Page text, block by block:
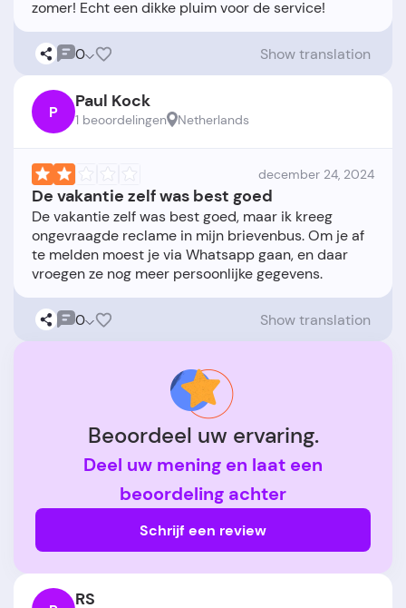
0 Show translation
P Paul Kock
1 beoordelingen Netherlands
december 24, 2024
De vakantie zelf was best goed
De vakantie zelf was best goed, maar ik kreeg
ongevraagde reclame in mijn brievenbus. Om je af
te melden moest je via Whatsapp gaan, en daar
0 Show translation
Beoordeel uw ervaring.
Deel uw mening en laat een
beoordeling achter
Schrijf een review
RS